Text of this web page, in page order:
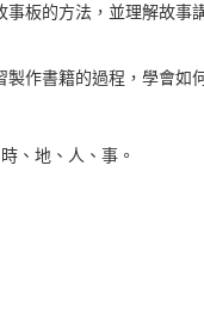
事板的方法，並理解故事
製作書籍的過程，學會如
、地、人、事。